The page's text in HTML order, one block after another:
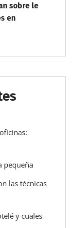
sobre le
en
pequeña
las técnicas
y cuales